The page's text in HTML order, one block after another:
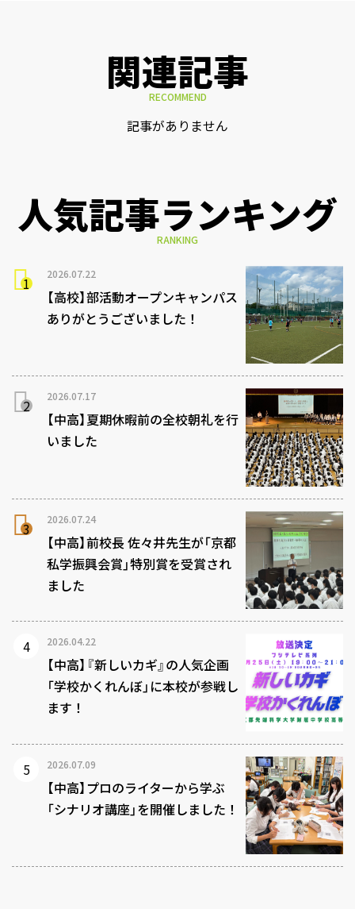
関連記事
RECOMMEND
記事がありません
人気記事ランキング
RANKING
2026.07.22
【高校】部活動オープンキャンパス
ありがとうございました！
2026.07.17
【中高】夏期休暇前の全校朝礼を行
いました
2026.07.24
【中高】前校長 佐々井先生が「京都
私学振興会賞」特別賞を受賞され
ました
2026.04.22
【中高】『新しいカギ』の人気企画
「学校かくれんぼ」に本校が参戦し
ます！
2026.07.09
【中高】プロのライターから学ぶ
「シナリオ講座」を開催しました！